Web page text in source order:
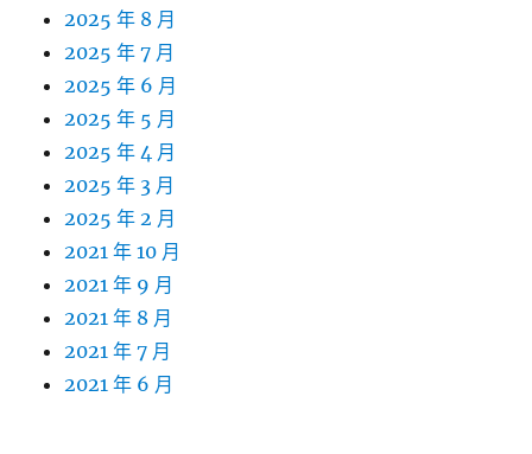
2025 年 8 月
2025 年 7 月
2025 年 6 月
2025 年 5 月
2025 年 4 月
2025 年 3 月
2025 年 2 月
2021 年 10 月
2021 年 9 月
2021 年 8 月
2021 年 7 月
2021 年 6 月